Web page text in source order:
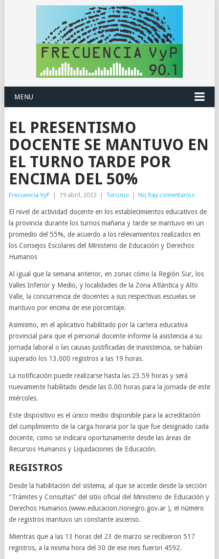
MENU
EL PRESENTISMO
DOCENTE SE MANTUVO EN
EL TURNO TARDE POR
ENCIMA DEL 50%
Frecuencia VyP 19 abril, 2023 Turismo No hay comentarios
El nivel de actividad docente en los establecimientos educativos de
la provincia durante los turnos mañana y tarde se mantuvo en un
promedio del 55%, de acuerdo a los relevamientos realizados en
los Consejos Escolares del Ministerio de Educación y Derechos
Humanos
Al igual que la semana anterior, en zonas cómo la Región Sur, los
Valles Inferior y Medio, y localidades de la Zona Atlántica y Alto
Valle, la concurrencia de docentes a sus respectivas escuelas se
mantuvo por encima de ese porcentaje.
Asimismo, en el aplicativo habilitado por la cartera educativa
provincial para que el personal docente informe la asistencia a su
jornada laboral o las causas justificadas de inasistencia, se habían
superado los 13.000 registros a las 19 horas.
La notificación puede realizarse hasta las 23.59 horas y será
nuevamente habilitado desde las 0.00 horas para la jornada de este
miércoles.
Este dispositivo es el único medio disponible para la acreditación
del cumplimiento de la carga horaria por la que fue designado cada
docente, como se indicara oportunamente desde las áreas de
Recursos Humanos y Liquidaciones de Educación.
REGISTROS
Desde la habilitación del sistema, al que se accede desde la sección
“Trámites y Consultas” del sitio oficial del Ministerio de Educación y
Derechos Humanos (www.educacion.rionegro.gov.ar ), el número
de registros mantuvo un constante ascenso.
Mientras que a las 13 horas del 23 de marzo se recibieron 517
registros, a la misma hora del 30 de ese mes fueron 4592.